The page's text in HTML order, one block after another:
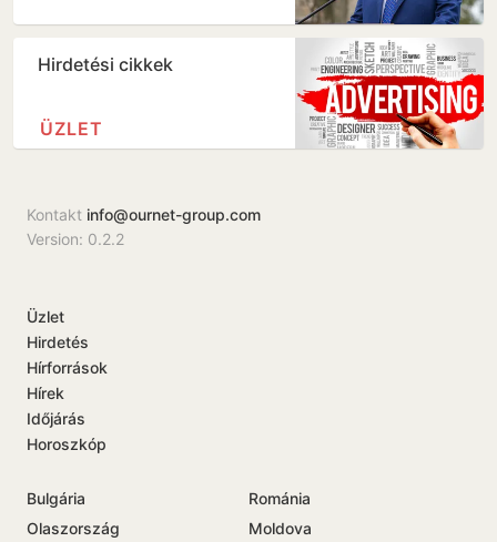
Hirdetési cikkek
ÜZLET
Kontakt info@ournet-group.com
Version: 0.2.2
Üzlet
Hirdetés
Hírforrások
Hírek
Időjárás
Horoszkóp
Bulgária
Románia
Olaszország
Moldova